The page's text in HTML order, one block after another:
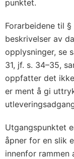
punktet.
Forarbeidene til
beskrivelser av
opplysninger, se
31, jf. s. 34–35,
oppfatter det
er ment å gi
Utgangspunktet
åpner for en slik
innenfor rammen